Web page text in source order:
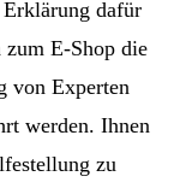
dafür
zum E-Shop die
von Experten
werden. Ihnen
zu